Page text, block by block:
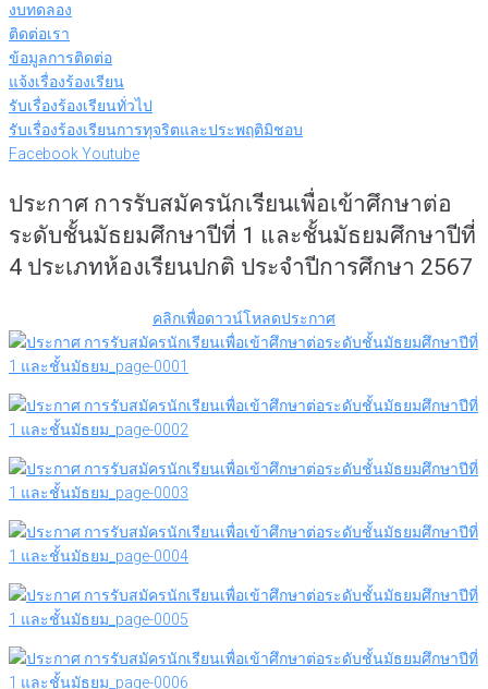
งบทดลอง
ติดต่อเรา
ข้อมูลการติดต่อ
แจ้งเรื่องร้องเรียน
รับเรื่องร้องเรียนทั่วไป
รับเรื่องร้องเรียนการทุจริตและประพฤติมิชอบ
FacebookYoutube
ประกาศ การรับสมัครนักเรียนเพื่อเข้าศึกษาต่อ
ระดับชั้นมัธยมศึกษาปีที่ 1 และชั้นมัธยมศึกษาปีที่
4 ประเภทห้องเรียนปกติ ประจำปีการศึกษา 2567
คลิกเพื่อดาวน์โหลดประกาศ